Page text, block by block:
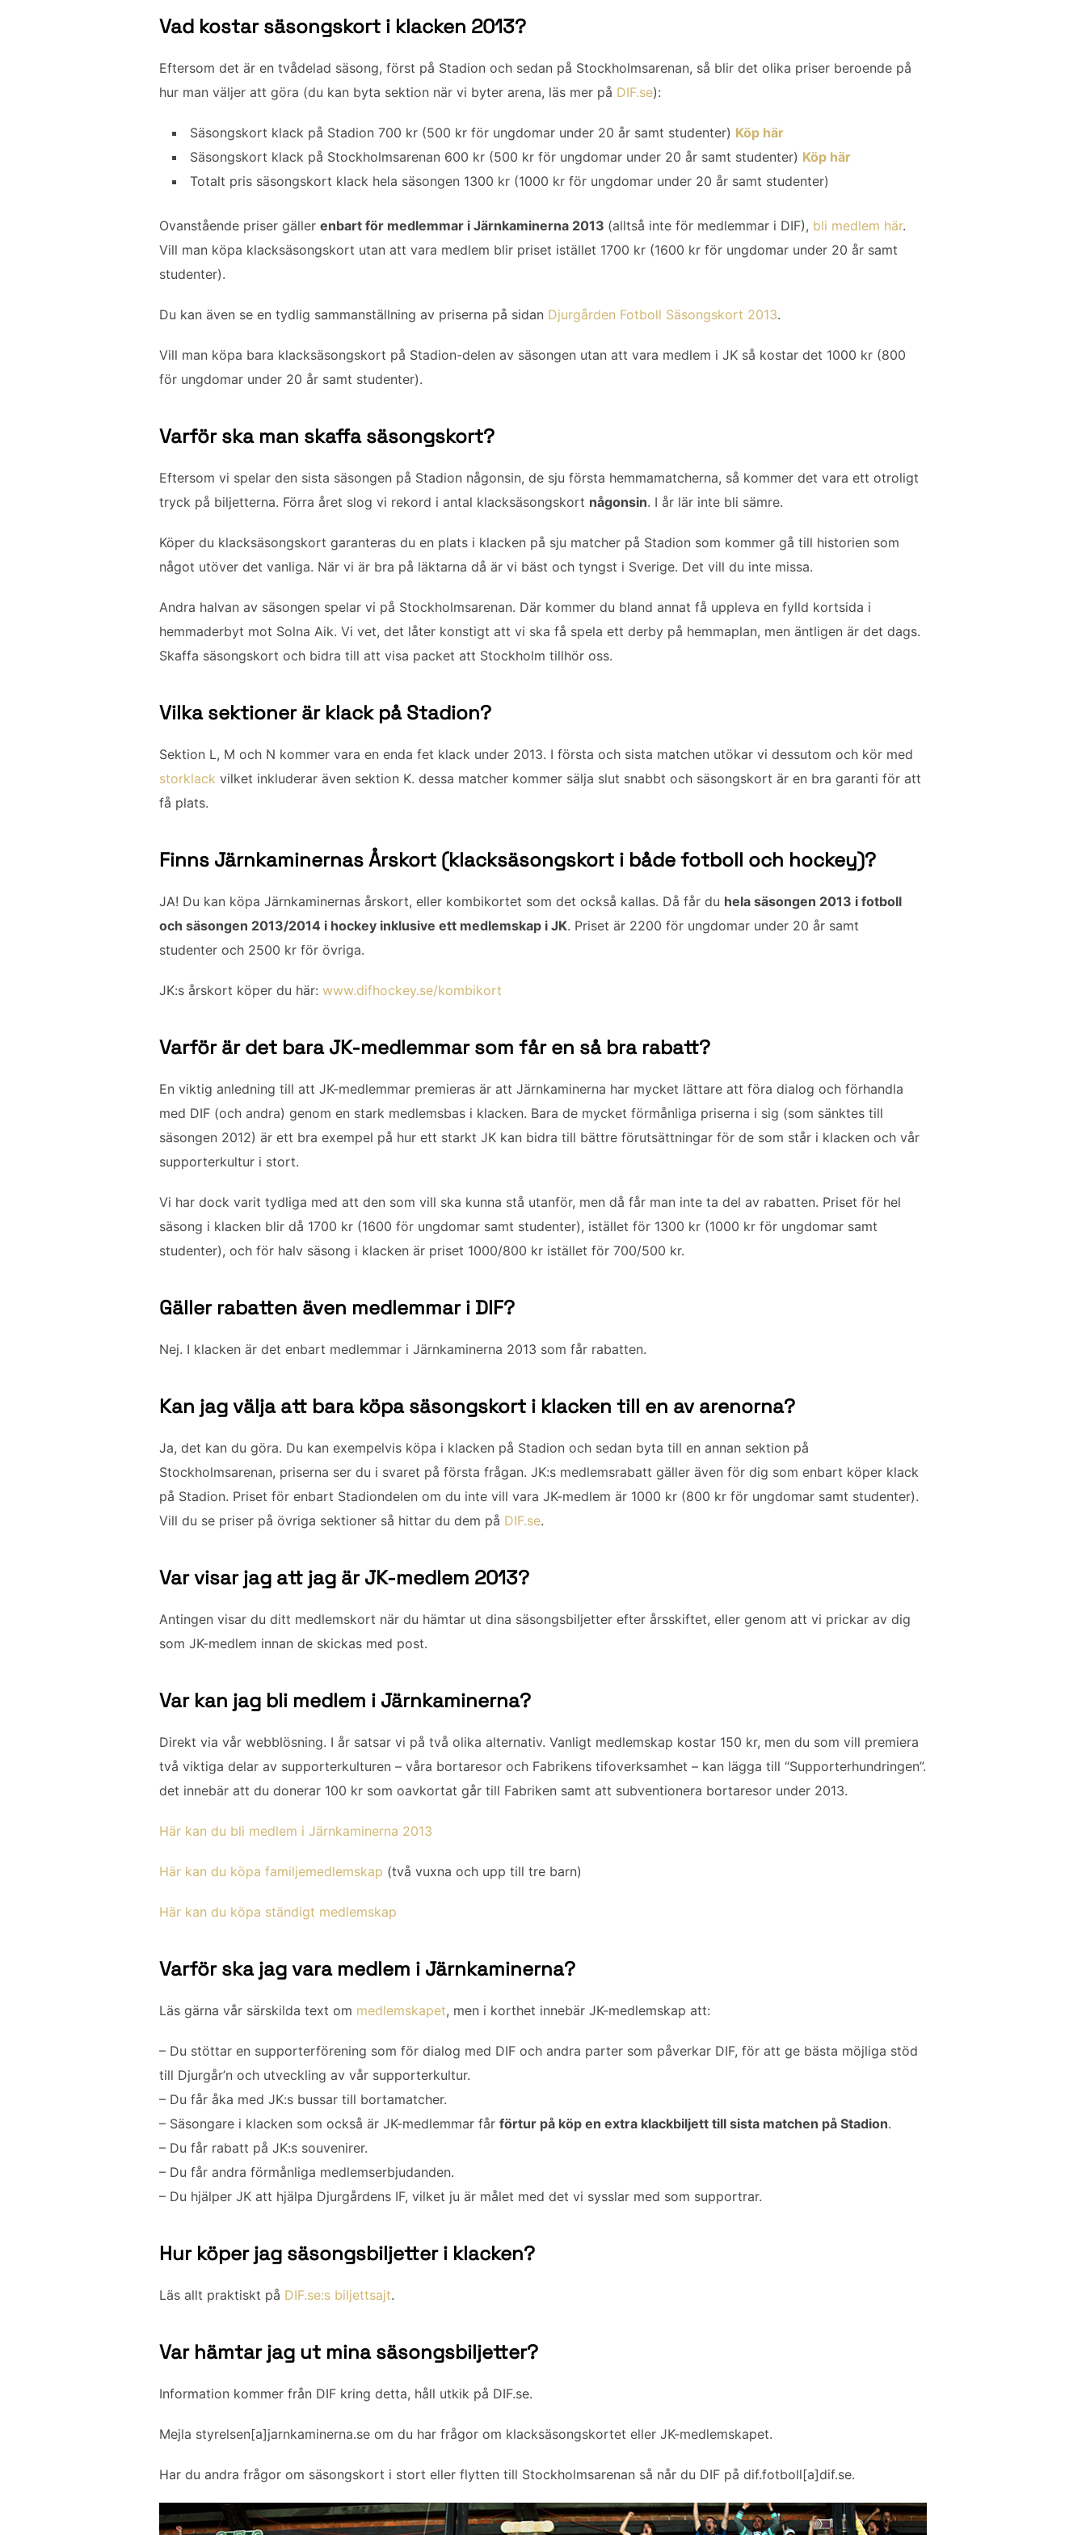
o
k
e
d
n
Vad kostar säsongskort i klacken 2013?
Eftersom det är en tvådelad säsong, först på Stadion och sedan på Stockholmsarenan, så blir det olika priser beroende på
hur man väljer att göra (du kan byta sektion när vi byter arena, läs mer på DIF.se):
Säsongskort klack på Stadion 700 kr (500 kr för ungdomar under 20 år samt studenter) Köp här
Säsongskort klack på Stockholmsarenan 600 kr (500 kr för ungdomar under 20 år samt studenter) Köp här
Totalt pris säsongskort klack hela säsongen 1300 kr (1000 kr för ungdomar under 20 år samt studenter)
Ovanstående priser gäller enbart för medlemmar i Järnkaminerna 2013 (alltså inte för medlemmar i DIF), bli medlem här.
Vill man köpa klacksäsongskort utan att vara medlem blir priset istället 1700 kr (1600 kr för ungdomar under 20 år samt
studenter).
Du kan även se en tydlig sammanställning av priserna på sidan Djurgården Fotboll Säsongskort 2013.
Vill man köpa bara klacksäsongskort på Stadion-delen av säsongen utan att vara medlem i JK så kostar det 1000 kr (800
för ungdomar under 20 år samt studenter).
Varför ska man skaffa säsongskort?
Eftersom vi spelar den sista säsongen på Stadion någonsin, de sju första hemmamatcherna, så kommer det vara ett otroligt
tryck på biljetterna. Förra året slog vi rekord i antal klacksäsongskort någonsin. I år lär inte bli sämre.
Köper du klacksäsongskort garanteras du en plats i klacken på sju matcher på Stadion som kommer gå till historien som
något utöver det vanliga. När vi är bra på läktarna då är vi bäst och tyngst i Sverige. Det vill du inte missa.
Andra halvan av säsongen spelar vi på Stockholmsarenan. Där kommer du bland annat få uppleva en fylld kortsida i
hemmaderbyt mot Solna Aik. Vi vet, det låter konstigt att vi ska få spela ett derby på hemmaplan, men äntligen är det dags.
Skaffa säsongskort och bidra till att visa packet att Stockholm tillhör oss.
Vilka sektioner är klack på Stadion?
Sektion L, M och N kommer vara en enda fet klack under 2013. I första och sista matchen utökar vi dessutom och kör med
storklack vilket inkluderar även sektion K. dessa matcher kommer sälja slut snabbt och säsongskort är en bra garanti för att
få plats.
Finns Järnkaminernas Årskort (klacksäsongskort i både fotboll och hockey)?
JA! Du kan köpa Järnkaminernas årskort, eller kombikortet som det också kallas. Då får du hela säsongen 2013 i fotboll
och säsongen 2013/2014 i hockey inklusive ett medlemskap i JK. Priset är 2200 för ungdomar under 20 år samt
studenter och 2500 kr för övriga.
JK:s årskort köper du här: www.difhockey.se/kombikort
Varför är det bara JK-medlemmar som får en så bra rabatt?
En viktig anledning till att JK-medlemmar premieras är att Järnkaminerna har mycket lättare att föra dialog och förhandla
med DIF (och andra) genom en stark medlemsbas i klacken. Bara de mycket förmånliga priserna i sig (som sänktes till
säsongen 2012) är ett bra exempel på hur ett starkt JK kan bidra till bättre förutsättningar för de som står i klacken och vår
supporterkultur i stort.
Vi har dock varit tydliga med att den som vill ska kunna stå utanför, men då får man inte ta del av rabatten. Priset för hel
säsong i klacken blir då 1700 kr (1600 för ungdomar samt studenter), istället för 1300 kr (1000 kr för ungdomar samt
studenter), och för halv säsong i klacken är priset 1000/800 kr istället för 700/500 kr.
Gäller rabatten även medlemmar i DIF?
Nej. I klacken är det enbart medlemmar i Järnkaminerna 2013 som får rabatten.
Kan jag välja att bara köpa säsongskort i klacken till en av arenorna?
Ja, det kan du göra. Du kan exempelvis köpa i klacken på Stadion och sedan byta till en annan sektion på
Stockholmsarenan, priserna ser du i svaret på första frågan. JK:s medlemsrabatt gäller även för dig som enbart köper klack
på Stadion. Priset för enbart Stadiondelen om du inte vill vara JK-medlem är 1000 kr (800 kr för ungdomar samt studenter).
Vill du se priser på övriga sektioner så hittar du dem på DIF.se.
Var visar jag att jag är JK-medlem 2013?
Antingen visar du ditt medlemskort när du hämtar ut dina säsongsbiljetter efter årsskiftet, eller genom att vi prickar av dig
som JK-medlem innan de skickas med post.
Var kan jag bli medlem i Järnkaminerna?
Direkt via vår webblösning. I år satsar vi på två olika alternativ. Vanligt medlemskap kostar 150 kr, men du som vill premiera
två viktiga delar av supporterkulturen – våra bortaresor och Fabrikens tifoverksamhet – kan lägga till “Supporterhundringen”.
det innebär att du donerar 100 kr som oavkortat går till Fabriken samt att subventionera bortaresor under 2013.
Här kan du bli medlem i Järnkaminerna 2013
Här kan du köpa familjemedlemskap (två vuxna och upp till tre barn)
Här kan du köpa ständigt medlemskap
Varför ska jag vara medlem i Järnkaminerna?
Läs gärna vår särskilda text om medlemskapet, men i korthet innebär JK-medlemskap att:
– Du stöttar en supporterförening som för dialog med DIF och andra parter som påverkar DIF, för att ge bästa möjliga stöd
till Djurgår’n och utveckling av vår supporterkultur.
– Du får åka med JK:s bussar till bortamatcher.
– Säsongare i klacken som också är JK-medlemmar får förtur på köp en extra klackbiljett till sista matchen på Stadion.
– Du får rabatt på JK:s souvenirer.
– Du får andra förmånliga medlemserbjudanden.
– Du hjälper JK att hjälpa Djurgårdens IF, vilket ju är målet med det vi sysslar med som supportrar.
Hur köper jag säsongsbiljetter i klacken?
Läs allt praktiskt på DIF.se:s biljettsajt.
Var hämtar jag ut mina säsongsbiljetter?
Information kommer från DIF kring detta, håll utkik på DIF.se.
Mejla styrelsen[a]jarnkaminerna.se om du har frågor om klacksäsongskortet eller JK-medlemskapet.
Har du andra frågor om säsongskort i stort eller flytten till Stockholmsarenan så når du DIF på dif.fotboll[a]dif.se.